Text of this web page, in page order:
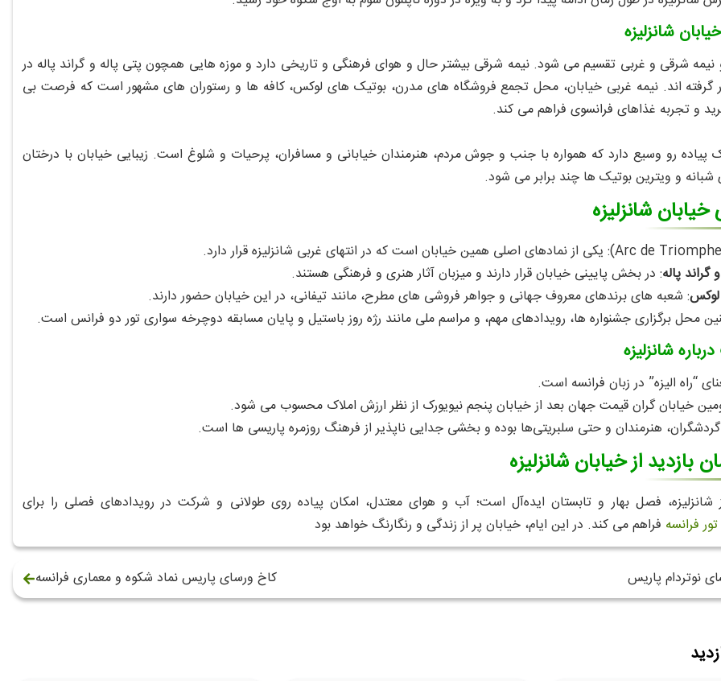
شانزلیزه
نیمه شرقی و غربی تقسیم می‌ شود. نیمه شرقی بیشتر حال و هوای فرهنگی و تاریخی دارد و موزه‌ هایی همچون پتی پاله و گراند پاله در
گرفته‌ اند. نیمه غربی خیابان، محل تجمع فروشگاه‌ های مدرن، بوتیک‌ های لوکس، کافه‌ ها و رستوران‌ های مشهور است که فرصت بی‌
و تجربه غذاهای فرانسوی فراهم می‌ کند.
پیاده‌ رو وسیع دارد که همواره با جنب‌ و جوش مردم، هنرمندان خیابانی و مسافران، پرحیات و شلوغ است. زیبایی خیابان با درختان
شبانه و ویترین بوتیک‌ ها چند برابر می‌ شود.
شانزلیزه
گراند پاله: در بخش پایینی خیابان قرار دارند و میزبان آثار هنری و فرهنگی هستند.
: شعبه‌ های برندهای معروف جهانی و جواهر فروشی‌ های مطرح، مانند تیفانی، در این خیابان حضور دارند.
محل برگزاری جشنواره‌ ها، رویدادهای مهم، و مراسم ملی مانند رژه روز باستیل و پایان مسابقه دوچرخه‌ سواری تور دو فرانس است.
شانزلیزه
“راه الیزه” در زبان فرانسه است.
خیابان گران‌ قیمت جهان بعد از خیابان پنجم نیویورک از نظر ارزش املاک محسوب می‌ شود.
هنرمندان و حتی سلبریتی‌ها بوده و بخشی جدایی‌ ناپذیر از فرهنگ روزمره پاریسی‌ ها است.
بازدید از خیابان شانزلیزه
شانزلیزه، فصل بهار و تابستان ایده‌آل است؛ آب و هوای معتدل، امکان پیاده‌ روی طولانی و شرکت در رویدادهای فصلی را برای
تور فرانسه فراهم می‌ کند. در این ایام، خیابان پر از زندگی و رنگارنگ خواهد بود
نوتردام پاریس کاخ ورسای پاریس نماد شکوه و معماری فرانسه